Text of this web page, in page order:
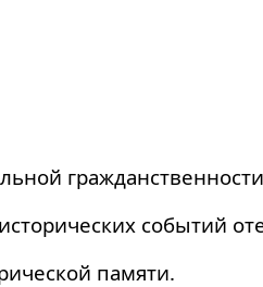
событий
памяти.